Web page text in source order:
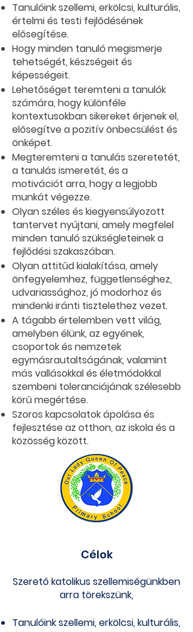
Tanulóink szellemi, erkölcsi, kulturális,
értelmi és testi fejlődésének
elősegítése.
Hogy minden tanuló megismerje
tehetségét, készségeit és
képességeit.
Lehetőséget teremteni a tanulók
számára, hogy különféle
kontextusokban sikereket érjenek el,
elősegítve a pozitív önbecsülést és
önképet.
Megteremteni a tanulás szeretetét,
a tanulás ismeretét, és a
motivációt arra, hogy a legjobb
munkát végezze.
Olyan széles és kiegyensúlyozott
tantervet nyújtani, amely megfelel
minden tanuló szükségleteinek a
fejlődési szakaszában.
Olyan attitűd kialakítása, amely
önfegyelemhez, függetlenséghez,
udvariassághoz, jó modorhoz és
mindenki iránti tisztelethez vezet.
A tágabb értelemben vett világ,
amelyben élünk, az egyének,
csoportok és nemzetek
egymásrautaltságának, valamint
más vallásokkal és életmódokkal
szembeni toleranciájának szélesebb
körű megértése.
Szoros kapcsolatok ápolása és
fejlesztése az otthon, az iskola és a
közösség között.
Célok
Szerető katolikus szellemiségünkben
arra törekszünk,
Tanulóink szellemi, erkölcsi, kulturális,